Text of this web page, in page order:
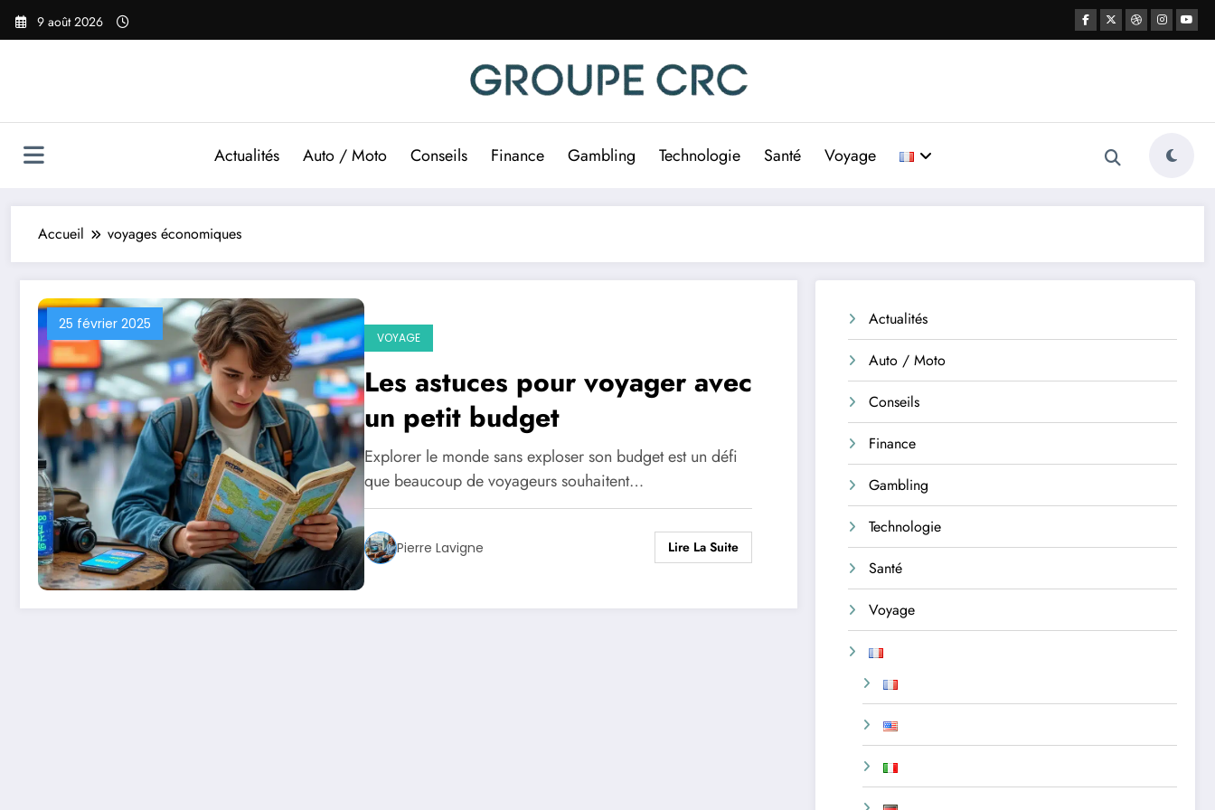
Aller
9 août 2026
Actualités Auto / Moto Conseils Finance Gambling Technologie Santé Voyage
Accueil voyages économiques
25 février 2025
VOYAGE
Les astuces pour voyager avec
un petit budget
Explorer le monde sans exploser son budget est un défi
que beaucoup de voyageurs souhaitent…
Pierre Lavigne Lire La Suite
Actualités
Auto / Moto
Conseils
Finance
Gambling
Technologie
Santé
Voyage